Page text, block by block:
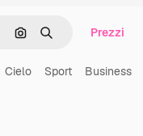
Cerca per immagine
Ricerca Prezzi
Cielo Sport Business